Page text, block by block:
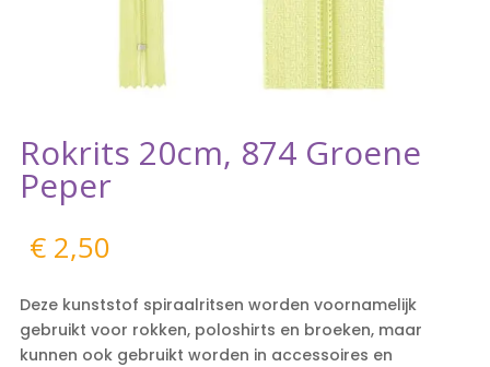
Rokrits 20cm, 874 Groene
Peper
€2,50
Deze kunststof spiraalritsen worden voornamelijk
gebruikt voor rokken, poloshirts en broeken, maar
kunnen ook gebruikt worden in accessoires en